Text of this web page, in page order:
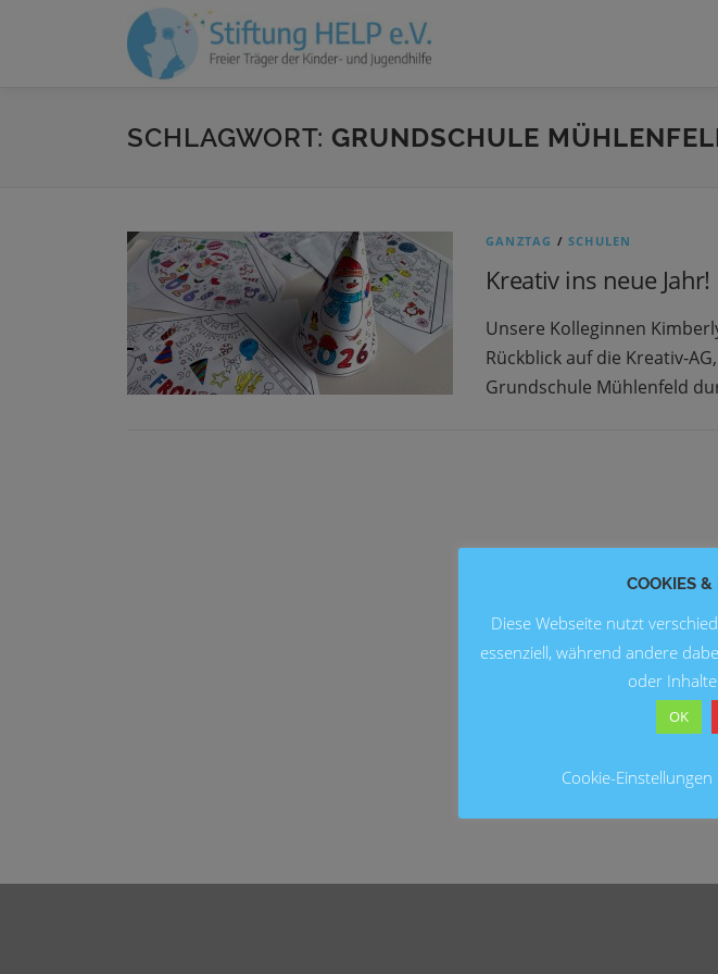
SCHLAGWORT: GRUNDSCHULE
GANZTAG /SCHULEN
Kreativ ins neue Jahr!
Unsere Kolleginnen
Rückblick auf die Kreativ-
Grundschule Mühlenfeld
COOKIES &
Diese Webseite nutzt
essenziell, während andere
oder
OK
Cookie-Einstellungen